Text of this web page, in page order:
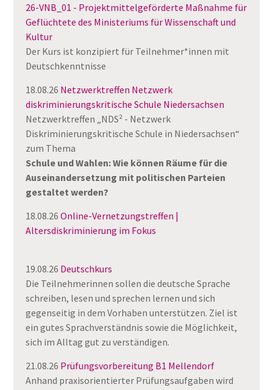
26-VNB_01 - Projektmittelgeförderte Maßnahme für
Geflüchtete des Ministeriums für Wissenschaft und
Kultur
Der Kurs ist konzipiert für Teilnehmer*innen mit
Deutschkenntnisse
18.08.26 Netzwerktreffen Netzwerk
diskriminierungskritische Schule Niedersachsen
Netzwerktreffen „NDS² - Netzwerk
Diskriminierungskritische Schule in Niedersachsen“
zum Thema
Schule und Wahlen: Wie können Räume für die
Auseinandersetzung mit politischen Parteien
gestaltet werden?
18.08.26Online-Vernetzungstreffen |
Altersdiskriminierung im Fokus
19.08.26 Deutschkurs
Die Teilnehmerinnen sollen die deutsche Sprache
schreiben, lesen und sprechen lernen und sich
gegenseitig in dem Vorhaben unterstützen. Ziel ist
ein gutes Sprachverständnis sowie die Möglichkeit,
sich im Alltag gut zu verständigen.
21.08.26 Prüfungsvorbereitung B1 Mellendorf
Anhand praxisorientierter Prüfungsaufgaben wird